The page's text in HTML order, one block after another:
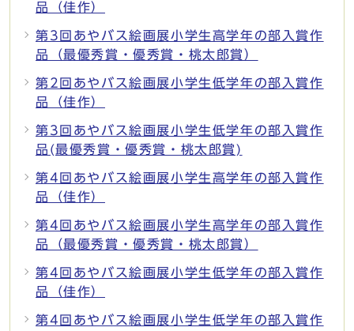
品（佳作）
第3回あやバス絵画展小学生高学年の部入賞作
品（最優秀賞・優秀賞・桃太郎賞）
第2回あやバス絵画展小学生低学年の部入賞作
品（佳作）
第3回あやバス絵画展小学生低学年の部入賞作
品(最優秀賞・優秀賞・桃太郎賞)
第4回あやバス絵画展小学生高学年の部入賞作
品（佳作）
第4回あやバス絵画展小学生高学年の部入賞作
品（最優秀賞・優秀賞・桃太郎賞）
第4回あやバス絵画展小学生低学年の部入賞作
品（佳作）
第4回あやバス絵画展小学生低学年の部入賞作